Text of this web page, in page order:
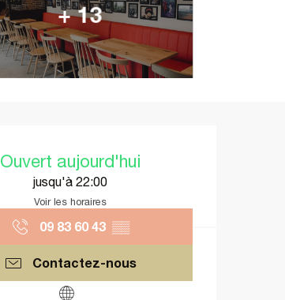
+ 13
Ouvert aujourd'hui
jusqu'à 22:00
Voir les horaires
09 83 60 43 ▒▒
Contactez-nous